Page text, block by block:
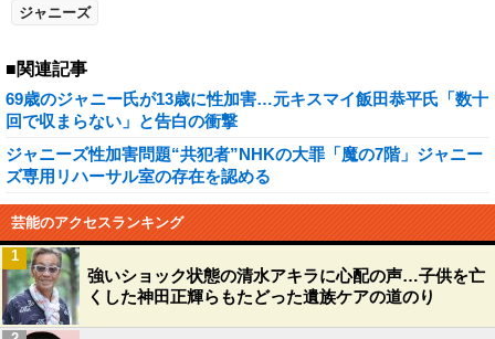
ジャニーズ
■関連記事
69歳のジャニー氏が13歳に性加害…元キスマイ飯田恭平氏「数十
回で収まらない」と告白の衝撃
ジャニーズ性加害問題“共犯者”NHKの大罪「魔の7階」ジャニー
ズ専用リハーサル室の存在を認める
芸能のアクセスランキング
強いショック状態の清水アキラに心配の声…子供を亡
くした神田正輝らもたどった遺族ケアの道のり
1